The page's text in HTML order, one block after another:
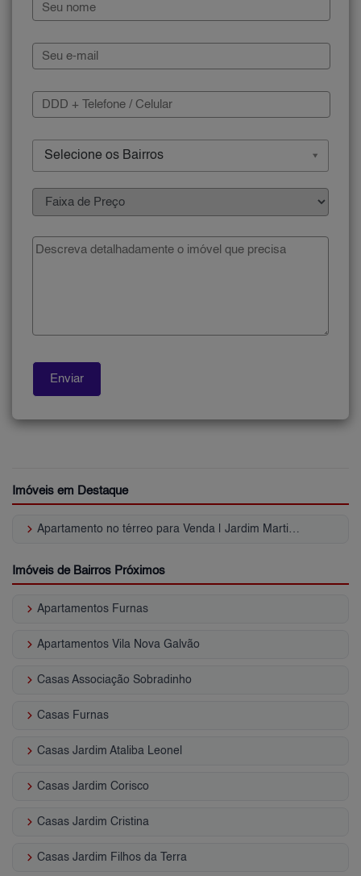
Selecione os Bairros
Imóveis em Destaque
keyboard_arrow_right Apartamento no térreo para Venda | Jardim Martins Silva
Imóveis de Bairros Próximos
keyboard_arrow_right Apartamentos Furnas
keyboard_arrow_right Apartamentos Vila Nova Galvão
keyboard_arrow_right Casas Associação Sobradinho
keyboard_arrow_right Casas Furnas
keyboard_arrow_right Casas Jardim Ataliba Leonel
keyboard_arrow_right Casas Jardim Corisco
keyboard_arrow_right Casas Jardim Cristina
keyboard_arrow_right Casas Jardim Filhos da Terra